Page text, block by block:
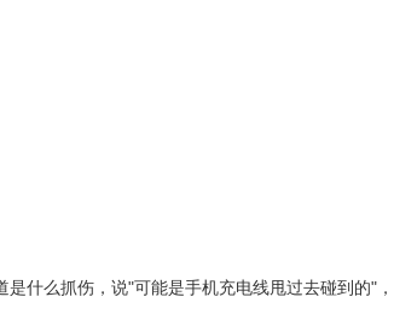
什么抓伤，说"可能是手机充电线甩过去碰到的"，